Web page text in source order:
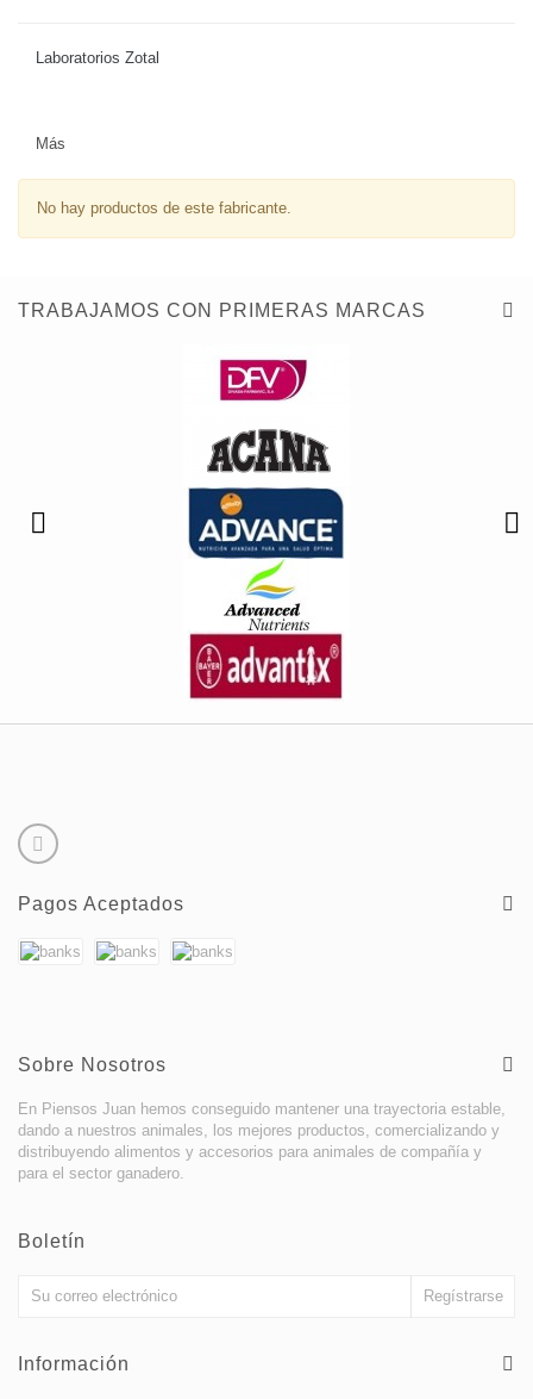
Laboratorios Zotal
Más
No hay productos de este fabricante.
TRABAJAMOS CON PRIMERAS MARCAS
Pagos Aceptados
Sobre Nosotros
En Piensos Juan hemos conseguido mantener una trayectoria estable,
dando a nuestros animales, los mejores productos, comercializando y
distribuyendo alimentos y accesorios para animales de compañía y
para el sector ganadero.
Boletín
Información